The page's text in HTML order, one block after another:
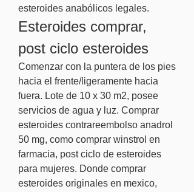
esteroides anabólicos legales.
Esteroides comprar,
post ciclo esteroides
Comenzar con la puntera de los pies
hacia el frente/ligeramente hacia
fuera. Lote de 10 x 30 m2, posee
servicios de agua y luz. Comprar
esteroides contrareembolso anadrol
50 mg, como comprar winstrol en
farmacia, post ciclo de esteroides
para mujeres. Donde comprar
esteroides originales en mexico,